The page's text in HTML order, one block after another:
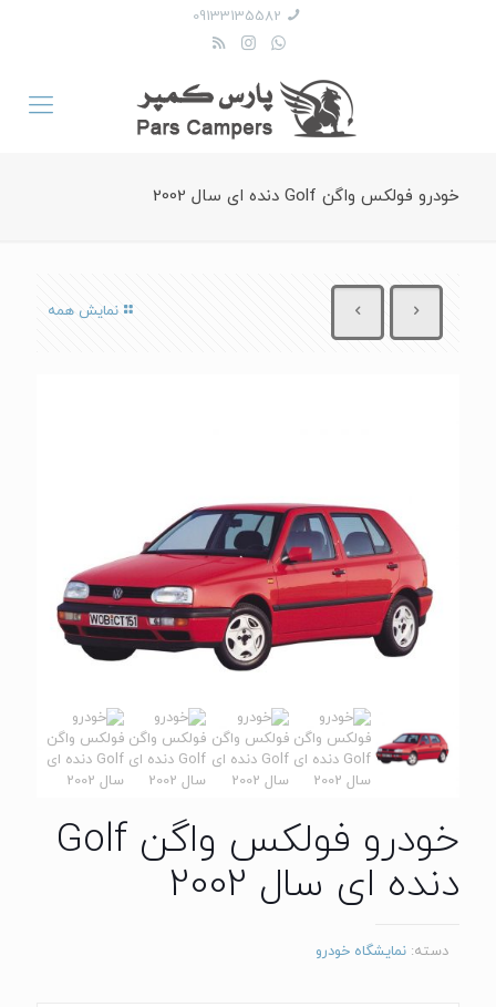
09133135582
خودرو فولکس واگن Golf دنده ای سال 2002
نمایش همه
خودرو فولکس واگن Golf
دنده ای سال 2002
دسته: نمایشگاه خودرو